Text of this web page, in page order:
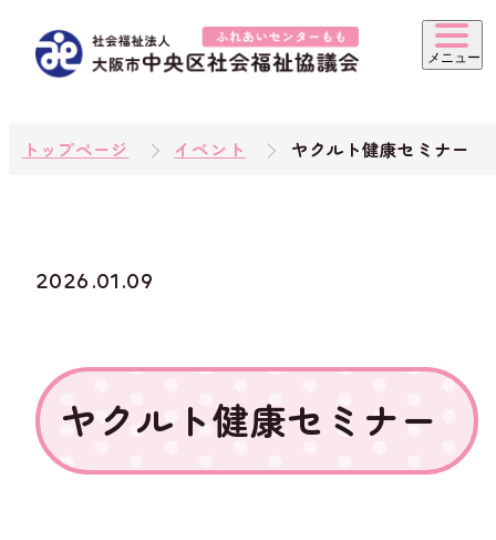
トップページ イベント ヤクルト健康セミナー
2026.01.09
ヤクルト健康セミナー